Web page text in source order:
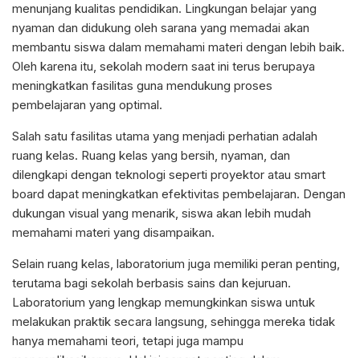
menunjang kualitas pendidikan. Lingkungan belajar yang
nyaman dan didukung oleh sarana yang memadai akan
membantu siswa dalam memahami materi dengan lebih baik.
Oleh karena itu, sekolah modern saat ini terus berupaya
meningkatkan fasilitas guna mendukung proses
pembelajaran yang optimal.
Salah satu fasilitas utama yang menjadi perhatian adalah
ruang kelas. Ruang kelas yang bersih, nyaman, dan
dilengkapi dengan teknologi seperti proyektor atau smart
board dapat meningkatkan efektivitas pembelajaran. Dengan
dukungan visual yang menarik, siswa akan lebih mudah
memahami materi yang disampaikan.
Selain ruang kelas, laboratorium juga memiliki peran penting,
terutama bagi sekolah berbasis sains dan kejuruan.
Laboratorium yang lengkap memungkinkan siswa untuk
melakukan praktik secara langsung, sehingga mereka tidak
hanya memahami teori, tetapi juga mampu